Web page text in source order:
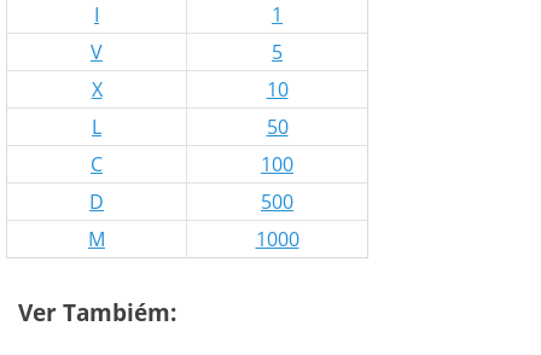
I
1
V
5
X
10
L
50
C
100
D
500
M
1000
Ver Tambiém: